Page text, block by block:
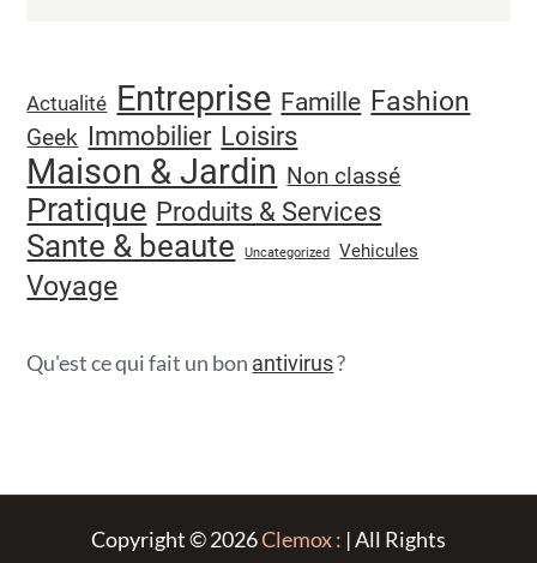
Actualité Entreprise Famille Fashion
Geek Immobilier Loisirs
Maison & Jardin Non classé
Pratique Produits & Services
Sante & beaute Uncategorized Vehicules
Voyage
Qu'est ce qui fait un bon antivirus?
Copyright © 2026Clemox : | All Rights